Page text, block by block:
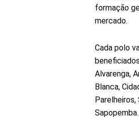
formação
mercado.
Cada polo
Alvarenga,
Blanca,
Sapopemba.